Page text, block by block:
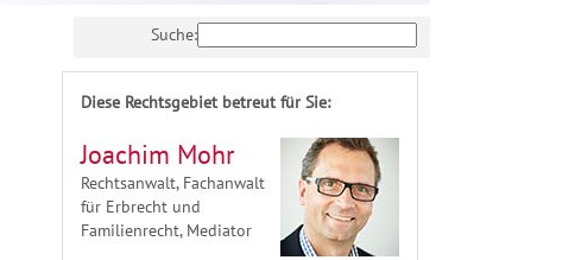
Suche:
Diese Rechtsgebiet betreut für Sie:
Joachim Mohr
Rechtsanwalt, Fachanwalt
für Erbrecht und
Familienrecht, Mediator